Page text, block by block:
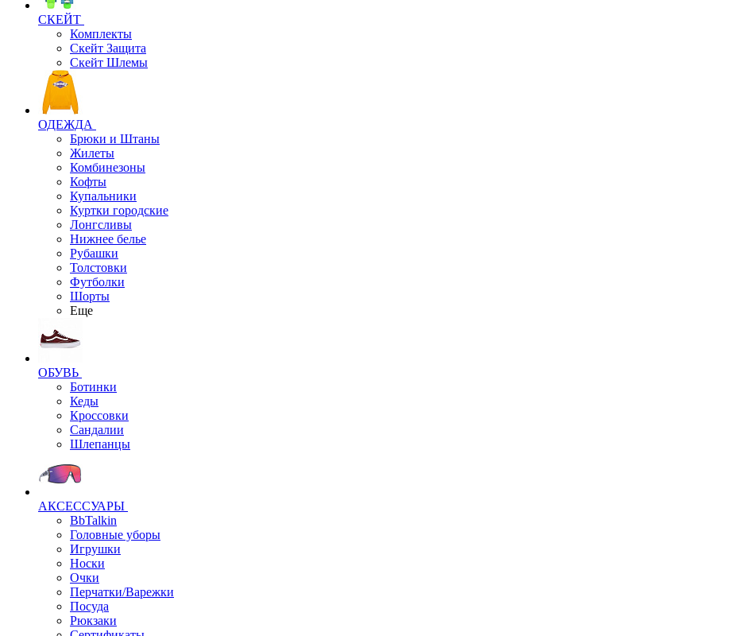
СКЕЙТ
Комплекты
Скейт Защита
Скейт Шлемы
ОДЕЖДА
Брюки и Штаны
Жилеты
Комбинезоны
Кофты
Купальники
Куртки городские
Лонгсливы
Нижнее белье
Рубашки
Толстовки
Футболки
Шорты
Еще
ОБУВЬ
Ботинки
Кеды
Кроссовки
Сандалии
Шлепанцы
АКСЕССУАРЫ
BbTalkin
Головные уборы
Игрушки
Носки
Очки
Перчатки/Варежки
Посуда
Рюкзаки